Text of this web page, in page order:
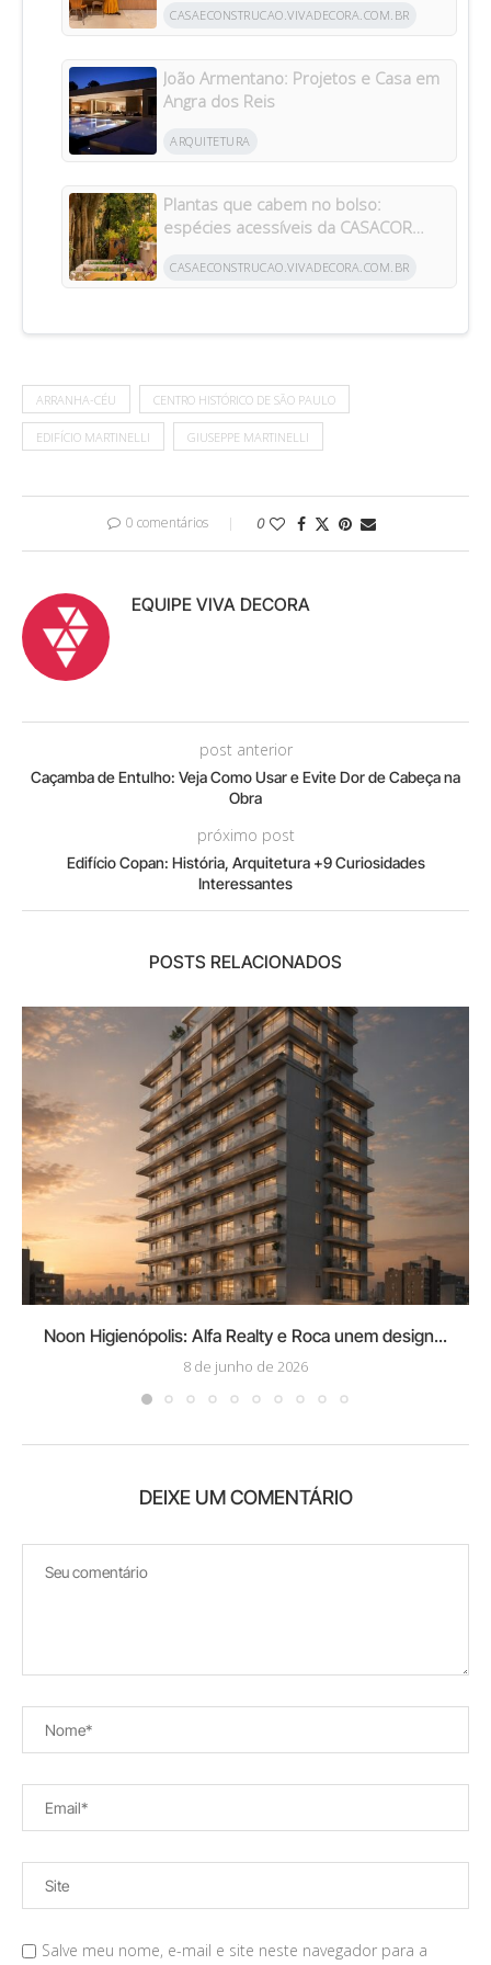
CASAECONSTRUCAO.VIVADECORA.COM.BR
João Armentano: Projetos e Casa em
Angra dos Reis
ARQUITETURA
Plantas que cabem no bolso:
espécies acessíveis da CASACOR
CASAECONSTRUCAO.VIVADECORA.COM.BR
ARRANHA-CÉU CENTRO HISTÓRICO DE SÃO PAULO
EDIFÍCIO MARTINELLI GIUSEPPE MARTINELLI
0 comentários 0
EQUIPE VIVA DECORA
post anterior
Caçamba de Entulho: Veja Como Usar e Evite Dor de Cabeça na
Obra
próximo post
Edifício Copan: História, Arquitetura +9 Curiosidades
Interessantes
POSTS RELACIONADOS
Noon Higienópolis: Alfa Realty e Roca unem design...
8 de junho de 2026
DEIXE UM COMENTÁRIO
Salve meu nome, e-mail e site neste navegador para a